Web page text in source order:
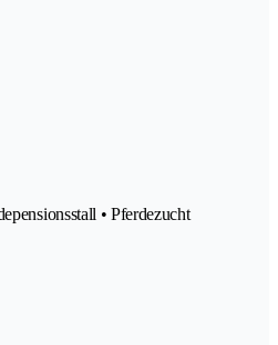
• Pferdezucht